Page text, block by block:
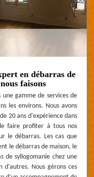
en débarras de
faisons
gamme de services de
les environs. Nous avons
20 ans d'expérience dans
faire profiter à tous nos
le débarras. Les cas que
le débarras de maison, le
de syllogomanie chez une
d'autres. Nous gérons ces